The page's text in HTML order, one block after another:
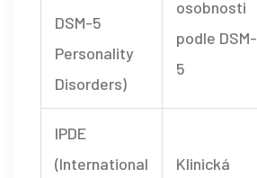
DSM-5
Personality
Disorders)
osobnosti
podle DSM-
5
IPDE
(International
Klinická